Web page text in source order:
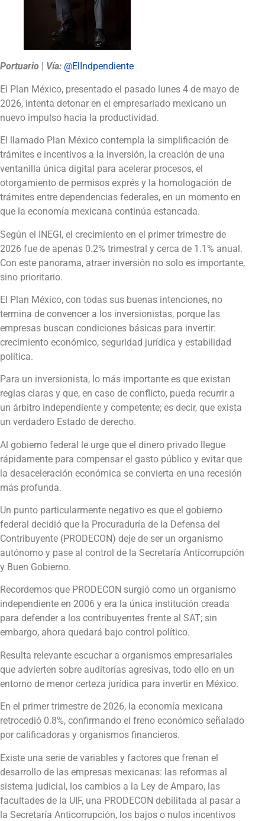
Portuario Vía: @ElIndpendiente
El Plan México, presentado el pasado lunes 4 de mayo de
2026, intenta detonar en el empresariado mexicano un
nuevo impulso hacia la productividad.
El llamado Plan México contempla la simplificación de
trámites e incentivos a la inversión, la creación de una
ventanilla única digital para acelerar procesos, el
otorgamiento de permisos exprés y la homologación de
trámites entre dependencias federales, en un momento en
que la economía mexicana continúa estancada.
Según el INEGI, el crecimiento en el primer trimestre de
2026 fue de apenas 0.2% trimestral y cerca de 1.1% anual.
Con este panorama, atraer inversión no solo es importante,
sino prioritario.
El Plan México, con todas sus buenas intenciones, no
termina de convencer a los inversionistas, porque las
empresas buscan condiciones básicas para invertir:
crecimiento económico, seguridad jurídica y estabilidad
política.
Para un inversionista, lo más importante es que existan
reglas claras y que, en caso de conflicto, pueda recurrir a
un árbitro independiente y competente; es decir, que exista
un verdadero Estado de derecho.
Al gobierno federal le urge que el dinero privado llegue
rápidamente para compensar el gasto público y evitar que
la desaceleración económica se convierta en una recesión
más profunda.
Un punto particularmente negativo es que el gobierno
federal decidió que la Procuraduría de la Defensa del
Contribuyente (PRODECON) deje de ser un organismo
autónomo y pase al control de la Secretaría Anticorrupción
y Buen Gobierno.
Recordemos que PRODECON surgió como un organismo
independiente en 2006 y era la única institución creada
para defender a los contribuyentes frente al SAT; sin
embargo, ahora quedará bajo control político.
Resulta relevante escuchar a organismos empresariales
que advierten sobre auditorías agresivas, todo ello en un
entorno de menor certeza jurídica para invertir en México.
En el primer trimestre de 2026, la economía mexicana
retrocedió 0.8%, confirmando el freno económico señalado
por calificadoras y organismos financieros.
Existe una serie de variables y factores que frenan el
desarrollo de las empresas mexicanas: las reformas al
sistema judicial, los cambios a la Ley de Amparo, las
facultades de la UIF, una PRODECON debilitada al pasar a
la Secretaría Anticorrupción, los bajos o nulos incentivos